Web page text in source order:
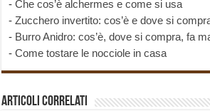
-Che cos’è alchermes e come si usa
-Zucchero invertito: cos’è e dove si
- Burro Anidro: cos’è, dove si compra, fa
-Come tostare le nocciole in casa
Articoli correlati